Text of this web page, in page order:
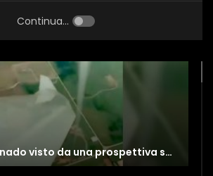
Continua...
Usa, il tornado visto da una prospettiva spettacolare